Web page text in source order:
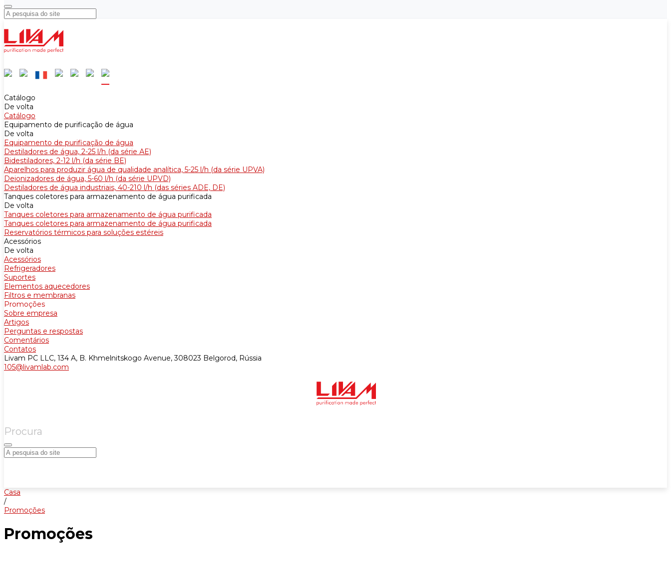
Catálogo
De volta
Catálogo
Equipamento de purificação de água
De volta
Equipamento de purificação de água
Destiladores de água, 2-25 l/h (da série АE)
Bidestiladores, 2-12 l/h (da série BE)
Aparelhos para produzir água de qualidade analítica, 5-25 l/h (da série UPVA)
Deionizadores de água, 5-60 l/h (da série UPVD)
Destiladores de água industriais, 40-210 l/h (das séries ADE, DE)
Tanques coletores para armazenamento de água purificada
De volta
Tanques coletores para armazenamento de água purificada
Tanques coletores para armazenamento de água purificada
Reservatórios térmicos para soluções estéreis
Acessórios
De volta
Acessórios
Refrigeradores
Suportes
Elementos aquecedores
Filtros e membranas
Promoções
Sobre empresa
Artigos
Perguntas e respostas
Comentários
Contatos
Livam PC LLC, 134 A, B. Khmelnitskogo Avenue, 308023 Belgorod, Rússia
105@livamlab.com
Procura
Casa
/
Promoções
Promoções